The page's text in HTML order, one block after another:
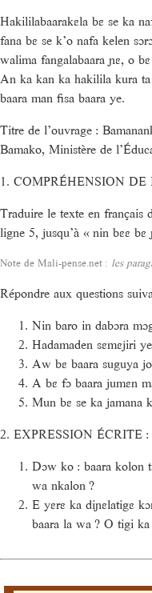
Hakililabaarakɛla bɛ se ka
fana bɛ se k’o nafa kelen
walima fangalabaara ɲɛ, o
An ka kan ka hakilila kura
baara man fisa baara ye.
Titre de l’ouvrage :
Bamako, Ministère de
1. COMPRÉHENSION DE
Traduire le texte en français
ligne 5, jusqu’à « nin bɛɛ
Note de Mali-pense.net : les
Répondre aux questions
Nin baro in dabɔra
Hadamaden sɛmɛjiri
Aw bɛ baara suguya
A bɛ fɔ baara jumɛn
Mun bɛ se ka jamana
2. EXPRESSION ÉCRITE :
Dɔw ko : baara kolon
wa nkalon ?
E yɛrɛ ka diɲɛlatigɛ
baara la wa ? O tigi